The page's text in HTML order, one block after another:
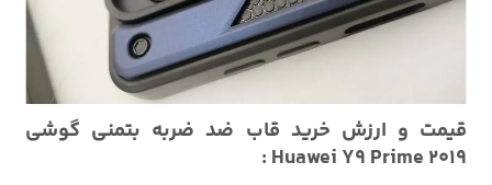
قیمت و ارزش خرید قاب ضد ضربه بتمنی گوشی
Huawei Y9 Prime 2019 :